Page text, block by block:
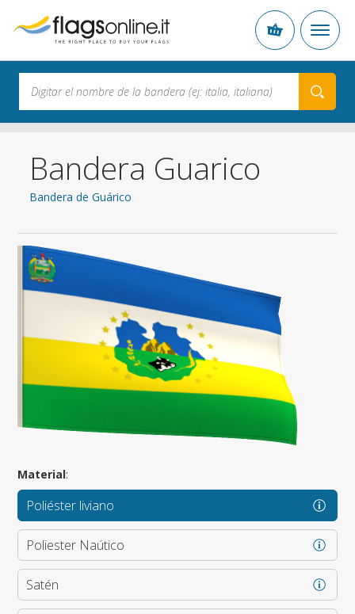
Bandera Guarico
Bandera de Guárico
Material:
Poliéster liviano
Poliester Naútico
Satén